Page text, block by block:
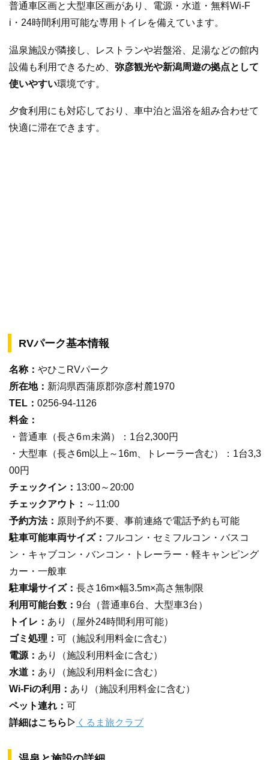
普通車区画と大型車区画があり、電源・水道・無料Wi-F
i・24時間利用可能な専用トイレを備えています。
温泉施設が隣接し、レストランや岩盤浴、足湯などの館内
設備も利用できるため、 弥彦観光や新潟周遊の拠点として
使いやすい環境です。
夕食利用にも対応しており、車中泊と温浴を組み合わせて
快適に滞在できます。
RVパーク基本情報
名称： やひこRVパーク
所在地： 新潟県西蒲原郡弥彦村麓1970
TEL： 0256-94-1126
料金：
・普通車（長さ6ｍ未満）：1台2,300円
・大型車（長さ6m以上～16m、トレーラー含む）：1台3,3
00円
チェックイン： 13:00～20:00
チェックアウト： ～11:00
予約方法： 原則予約不要、事前連絡で電話予約も可能
駐車可能車両サイズ： フルコン・セミフルコン・バスコ
ン・キャブコン・バンコン・トレーラー・軽キャンピング
カー・一般車
駐車場サイズ： 長さ16m×幅3.5m×高さ無制限
利用可能台数： 9台（普通車6台、大型車3台）
トイレ： あり（屋外24時間利用可能）
ゴミ処理： 可（施設利用料金に含む）
電源： あり（施設利用料金に含む）
水道： あり（施設利用料金に含む）
Wi-Fiの利用： あり（施設利用料金に含む）
ペット連れ： 可
詳細はこちら▷ くるま旅クラブ